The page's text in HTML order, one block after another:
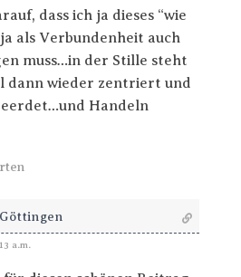
dass ich ja dieses “wie
als Verbundenheit auch
muss…in der Stille steht
dann wieder zentriert und
Handeln
a.m.